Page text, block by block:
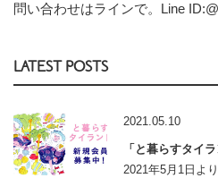
問い合わせはラインで。Line
LATEST POSTS
2021.05.10
「と暮らすタイ
2021年5月1日よ